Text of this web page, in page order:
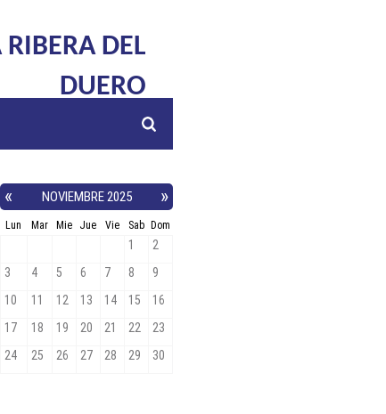
RIBERA DEL
DUERO